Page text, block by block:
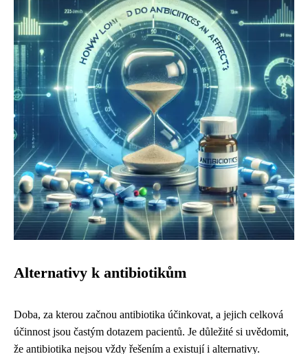
Alternativy k antibiotikům
Doba, za kterou začnou antibiotika účinkovat, a jejich celková
účinnost jsou častým dotazem pacientů. Je důležité si uvědomit,
že antibiotika nejsou vždy řešením a existují i ​​alternativy.